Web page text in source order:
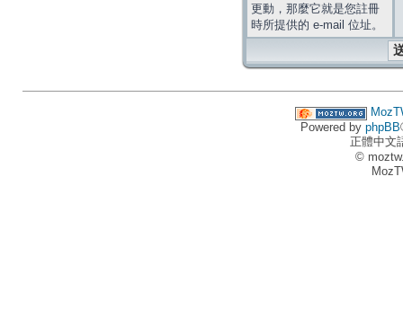
更動，那麼它就是您註冊
時所提供的 e-mail 位址。
Powered by phpBB
正體中文
©